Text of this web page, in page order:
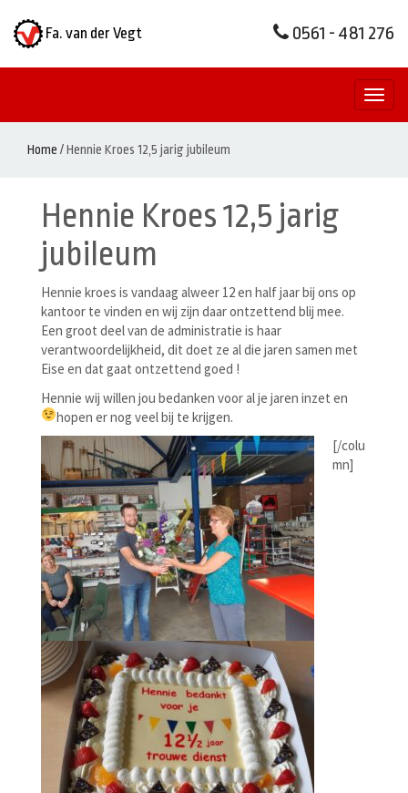
Fa. van der Vegt 0561 - 481 276
Home /Hennie Kroes 12,5 jarig jubileum
Hennie Kroes 12,5 jarig
jubileum
Hennie kroes is vandaag alweer 12 en half jaar bij ons op
kantoor te vinden en wij zijn daar ontzettend blij mee.
Een groot deel van de administratie is haar
verantwoordelijkheid, dit doet ze al die jaren samen met
Eise en dat gaat ontzettend goed !
Hennie wij willen jou bedanken voor al je jaren inzet en
hopen er nog veel bij te krijgen.
[/colu
mn]